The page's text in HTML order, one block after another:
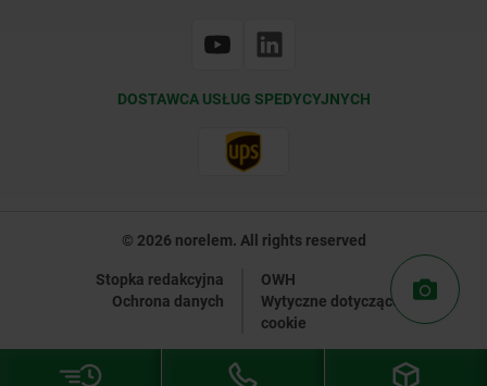
DOSTAWCA USŁUG SPEDYCYJNYCH
© 2026 norelem. All rights reserved
Stopka redakcyjna
OWH
Ochrona danych
Wytyczne dotyczące plików
cookie